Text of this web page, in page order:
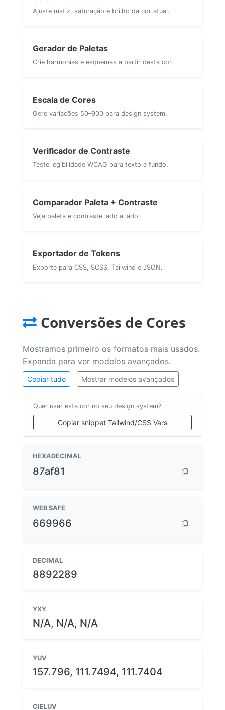
Ajuste matiz, saturação e brilho da cor atual.
Gerador de Paletas
Crie harmonias e esquemas a partir desta cor.
Escala de Cores
Gere variações 50–900 para design system.
Verificador de Contraste
Teste legibilidade WCAG para texto e fundo.
Comparador Paleta + Contraste
Veja paleta e contraste lado a lado.
Exportador de Tokens
Exporte para CSS, SCSS, Tailwind e JSON.
Conversões de Cores
Mostramos primeiro os formatos mais usados.
Expanda para ver modelos avançados.
Copiar tudo Mostrar modelos avançados
Quer usar esta cor no seu design system?
Copiar snippet Tailwind/CSS Vars
HEXADECIMAL
87af81
WEB SAFE
669966
DECIMAL
8892289
YXY
N/A, N/A, N/A
YUV
157.796, 111.7494, 111.7404
CIELUV